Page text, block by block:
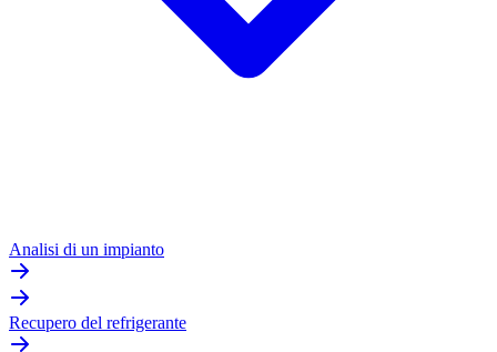
Analisi di un impianto
Recupero del refrigerante